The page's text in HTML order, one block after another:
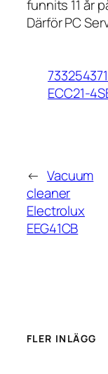
funnits 11 år
Därför PC
ECC21-
← Vacuum
cleaner
Electrolux
EEG41CB
FLER INLÄGG